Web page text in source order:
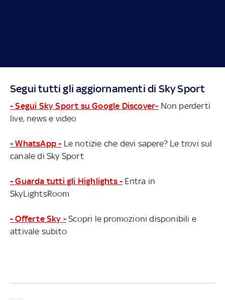
Segui tutti gli aggiornamenti di Sky Sport
- Segui Sky Sport su Google Discover- Non perderti
live, news e video
- WhatsApp - Le notizie che devi sapere? Le trovi sul
canale di Sky Sport
- Guarda tutti gli Highlights - Entra in
SkyLightsRoom
- Offerte Sky - Scopri le promozioni disponibili e
attivale subito